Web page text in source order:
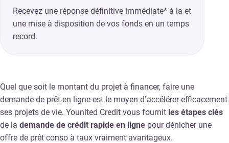
Recevez une réponse définitive immédiate* à la et
une mise à disposition de vos fonds en un temps
record.
Quel que soit le montant du projet à financer, faire une
demande de prêt en ligne est le moyen d’accélérer efficacement
ses projets de vie. Younited Credit vous fournit les étapes clés
de la demande de crédit rapide en ligne pour dénicher une
offre de prêt conso à taux vraiment avantageux.